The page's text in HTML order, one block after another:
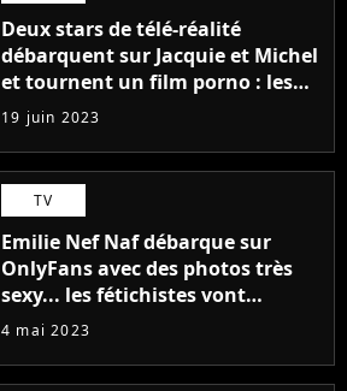
Deux stars de télé-réalité
débarquent sur Jacquie et Michel
et tournent un film porno : les
premières images du tournage
(exclu)
19 juin 2023
TV
Emilie Nef Naf débarque sur
OnlyFans avec des photos très
sexy... les fétichistes vont
prendre leur pied !
4 mai 2023